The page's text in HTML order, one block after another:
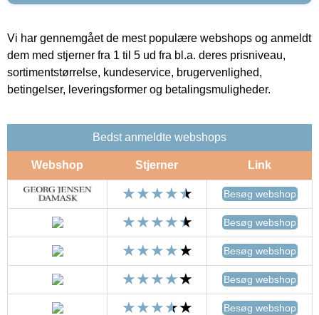
Vi har gennemgået de mest populære webshops og anmeldt
dem med stjerner fra 1 til 5 ud fra bl.a. deres prisniveau,
sortimentstørrelse, kundeservice, brugervenlighed,
betingelser, leveringsformer og betalingsmuligheder.
Bedst anmeldte webshops
Webshop Stjerner Link
Besøg webshop
Besøg webshop
Besøg webshop
Besøg webshop
Besøg webshop